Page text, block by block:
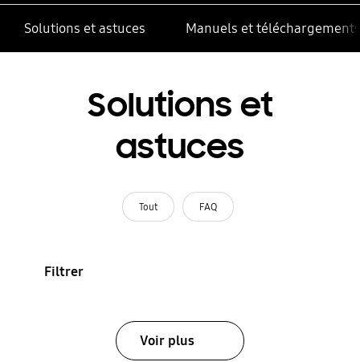
Solutions et astuces Manuels et téléchargements
Solutions et
astuces
Tout FAQ
Filtrer
Voir plus